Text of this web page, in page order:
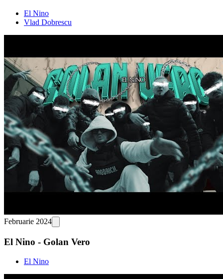
El Nino
Vlad Dobrescu
Februarie 2024
El Nino - Golan Vero
El Nino